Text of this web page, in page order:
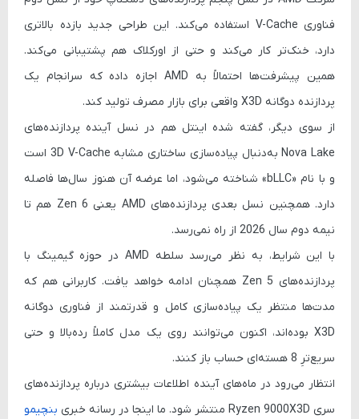
فناوری V-Cache
استفاده می‌کند. این طراحی جدید بازده بالاتری
دارد، خنک‌تر کار می‌کند و حتی از اورکلاک هم پشتیبانی می‌کند.
همین پیشرفت‌ها احتمالاً به AMD اجازه داده که سرانجام یک
پردازنده دوگانه X3D واقعی برای بازار مصرف تولید کند.
از سوی دیگر، گفته شده اینتل هم در نسل آینده پردازنده‌های
Nova Lake
به‌دنبال پیاده‌سازی ساختاری مشابه 3D V-Cache است
و با نام «bLLC» شناخته می‌شود، اما عرضه آن هنوز سال‌ها فاصله
دارد. همچنین نسل بعدی پردازنده‌های AMD یعنی
Zen 6 هم تا
نیمه دوم سال 2026 از راه نمی‌رسد.
با این شرایط، به نظر می‌رسد سلطه AMD در حوزه گیمینگ با
پردازنده‌های Zen 5 همچنان ادامه خواهد یافت. کاربرانی هم که
مدت‌ها منتظر یک پیاده‌سازی کامل و قدرتمند از فناوری دوگانه
X3D بوده‌اند، اکنون می‌توانند روی یک مدل کاملاً رده‌بالا و حتی
سریع‌ترِ 8 هسته‌ای حساب باز کنند.
انتظار می‌رود در ماه‌های آینده اطلاعات بیشتری درباره پردازنده‌های
سری Ryzen 9000X3D منتشر شود. ما اینجا در رسانه خبری بنچیمو